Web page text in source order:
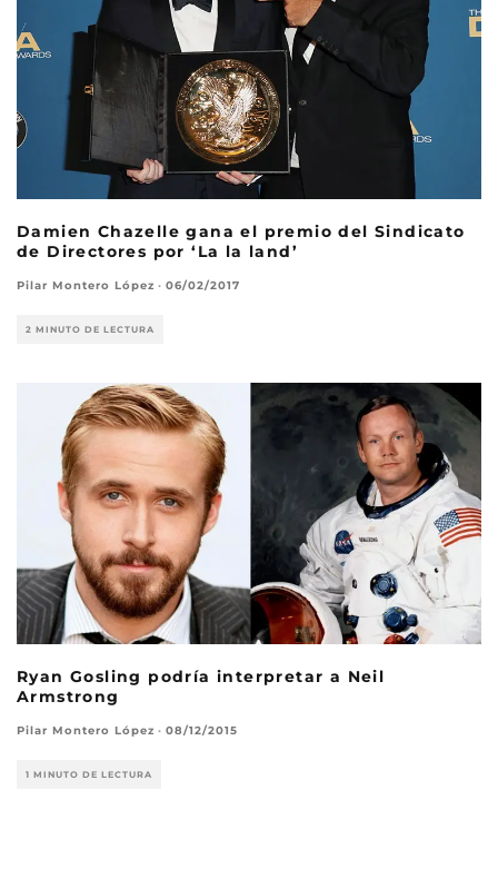
Damien Chazelle gana el premio del Sindicato
de Directores por ‘La la land’
Pilar Montero López · 06/02/2017
2 MINUTO DE LECTURA
Ryan Gosling podría interpretar a Neil
Armstrong
Pilar Montero López · 08/12/2015
1 MINUTO DE LECTURA